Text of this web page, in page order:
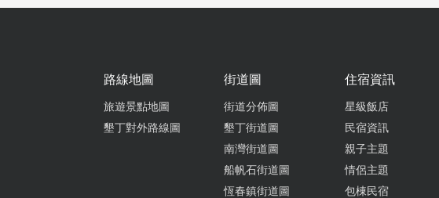
路線地圖
旅遊景點地圖
墾丁對外路線圖
街道圖
街道分佈圖
墾丁街道圖
南灣街道圖
船帆石街道圖
恆春鎮街道圖
住宿資訊
星級飯店
民宿資訊
親子主題
情侶主題
包棟民宿